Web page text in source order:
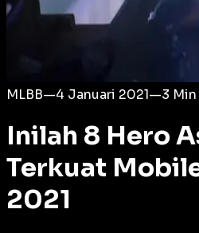
MLBB—4 Januari 2021—3 Min
Inilah 8 Hero
Terkuat
2021